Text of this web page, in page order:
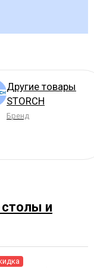
Другие товары
STORCH
Бренд
и